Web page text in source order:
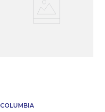
COLUMBIA